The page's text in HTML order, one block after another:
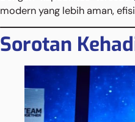
modern yang lebih aman,
Sorotan